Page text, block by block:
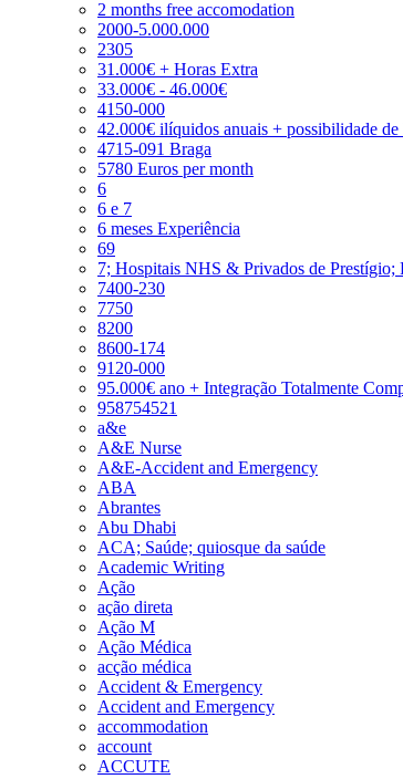
2 months free accomodation
2000-5.000.000
2305
31.000€ + Horas Extra
33.000€ - 46.000€
4150-000
42.000€ ilíquidos anuais + possibilidade
4715-091 Braga
5780 Euros per month
6
6 e 7
6 meses Experiência
69
7; Hospitais NHS & Privados de Prestígio;
7400-230
7750
8200
8600-174
9120-000
95.000€ ano + Integração Totalmente
958754521
a&e
A&E Nurse
A&E-Accident and Emergency
ABA
Abrantes
Abu Dhabi
ACA; Saúde; quiosque da saúde
Academic Writing
Ação
ação direta
Ação M
Ação Médica
acção médica
Accident & Emergency
Accident and Emergency
accommodation
account
ACCUTE